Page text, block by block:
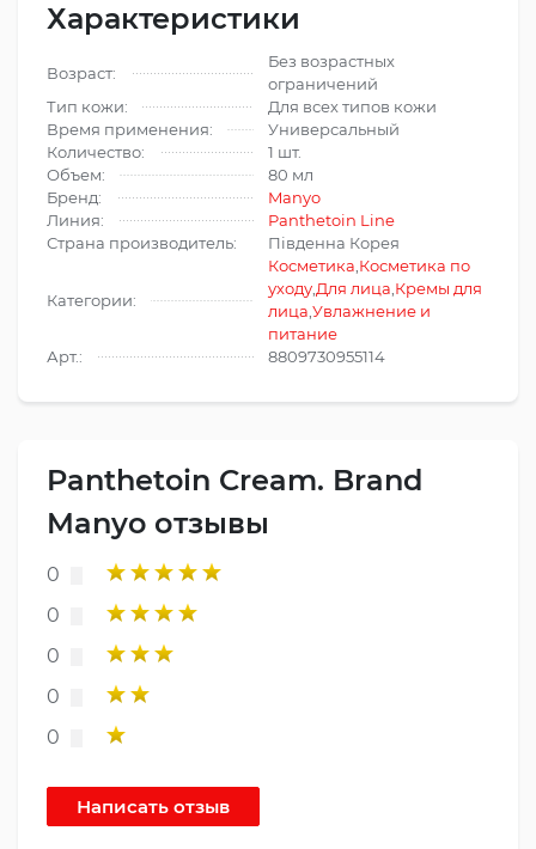
Характеристики
Возраст:
Без возрастных
ограничений
Тип кожи:
Для всех типов кожи
Время применения:
Универсальный
Количество:
1 шт.
Объем:
80 мл
Бренд:
Manyo
Линия:
Panthetoin Line
Страна производитель:
Південна Корея
Категории:
Косметика,Косметика по
уходу,Для лица,Кремы для
лица,Увлажнение и
питание
Арт.:
8809730955114
Panthetoin Cream. Brand
Manyo отзывы
0
0
0
0
0